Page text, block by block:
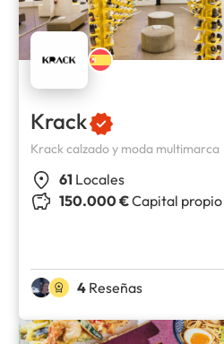
Krack
Krack calzado y moda multimarca
61 Locales
150.000 €Capital propio
4 Reseñas